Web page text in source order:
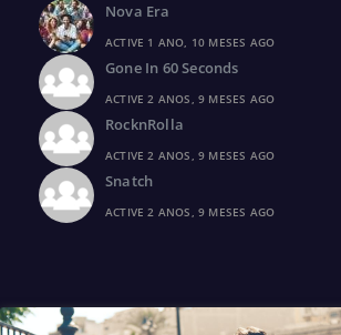
Nova Era
ACTIVE 1 ANO, 10 MESES AGO
Gone In 60 Seconds
ACTIVE 2 ANOS, 9 MESES AGO
RocknRolla
ACTIVE 2 ANOS, 9 MESES AGO
Snatch
ACTIVE 2 ANOS, 9 MESES AGO